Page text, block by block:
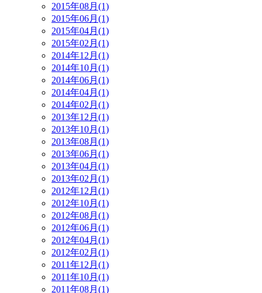
2015年08月(1)
2015年06月(1)
2015年04月(1)
2015年02月(1)
2014年12月(1)
2014年10月(1)
2014年06月(1)
2014年04月(1)
2014年02月(1)
2013年12月(1)
2013年10月(1)
2013年08月(1)
2013年06月(1)
2013年04月(1)
2013年02月(1)
2012年12月(1)
2012年10月(1)
2012年08月(1)
2012年06月(1)
2012年04月(1)
2012年02月(1)
2011年12月(1)
2011年10月(1)
2011年08月(1)